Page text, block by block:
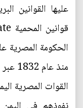
عليها القوانين
الحكومة المصرية
منذ